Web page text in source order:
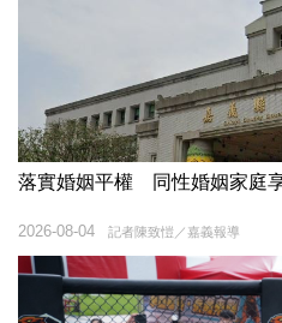
落實婚姻平權 同性婚姻家庭
記者陳致愷／嘉義報導
2026-08-04